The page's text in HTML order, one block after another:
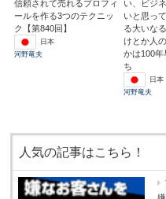
信頼されて売れるプロフィ
ールを作る3つのテクニッ
ク【第840回】
日本
河野竜夫
い、ビジ
いと思っ
る大いな
けとか人
かは100年
ち
日本
河野竜夫
人気の記事はこちら！